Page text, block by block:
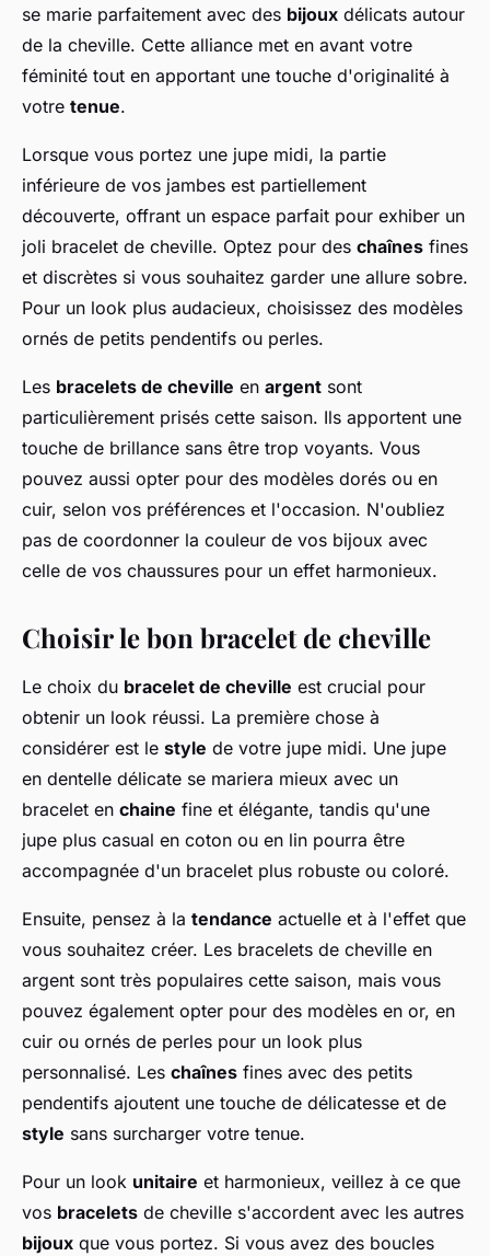
se marie parfaitement avec des bijoux délicats autour
de la cheville. Cette alliance met en avant votre
féminité tout en apportant une touche d'originalité à
votre tenue.
Lorsque vous portez une jupe midi, la partie
inférieure de vos jambes est partiellement
découverte, offrant un espace parfait pour exhiber un
joli bracelet de cheville. Optez pour des chaînes fines
et discrètes si vous souhaitez garder une allure sobre.
Pour un look plus audacieux, choisissez des modèles
ornés de petits pendentifs ou perles.
Les bracelets de cheville en argent sont
particulièrement prisés cette saison. Ils apportent une
touche de brillance sans être trop voyants. Vous
pouvez aussi opter pour des modèles dorés ou en
cuir, selon vos préférences et l'occasion. N'oubliez
pas de coordonner la couleur de vos bijoux avec
celle de vos chaussures pour un effet harmonieux.
Choisir le bon bracelet de cheville
Le choix du bracelet de cheville est crucial pour
obtenir un look réussi. La première chose à
considérer est le style de votre jupe midi. Une jupe
en dentelle délicate se mariera mieux avec un
bracelet en chaine fine et élégante, tandis qu'une
jupe plus casual en coton ou en lin pourra être
accompagnée d'un bracelet plus robuste ou coloré.
Ensuite, pensez à la tendance actuelle et à l'effet que
vous souhaitez créer. Les bracelets de cheville en
argent sont très populaires cette saison, mais vous
pouvez également opter pour des modèles en or, en
cuir ou ornés de perles pour un look plus
personnalisé. Les chaînes fines avec des petits
pendentifs ajoutent une touche de délicatesse et de
style sans surcharger votre tenue.
Pour un look unitaire et harmonieux, veillez à ce que
vos bracelets de cheville s'accordent avec les autres
bijoux que vous portez. Si vous avez des boucles